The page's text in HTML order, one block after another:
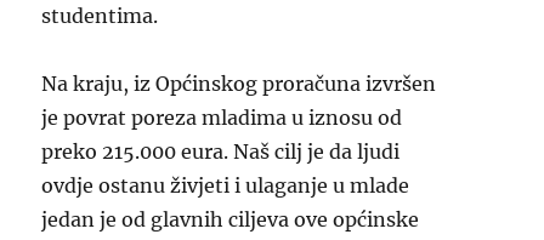
studentima.
Na kraju, iz Općinskog proračuna izvršen
je povrat poreza mladima u iznosu od
preko 215.000 eura. Naš cilj je da ljudi
ovdje ostanu živjeti i ulaganje u mlade
jedan je od glavnih ciljeva ove općinske